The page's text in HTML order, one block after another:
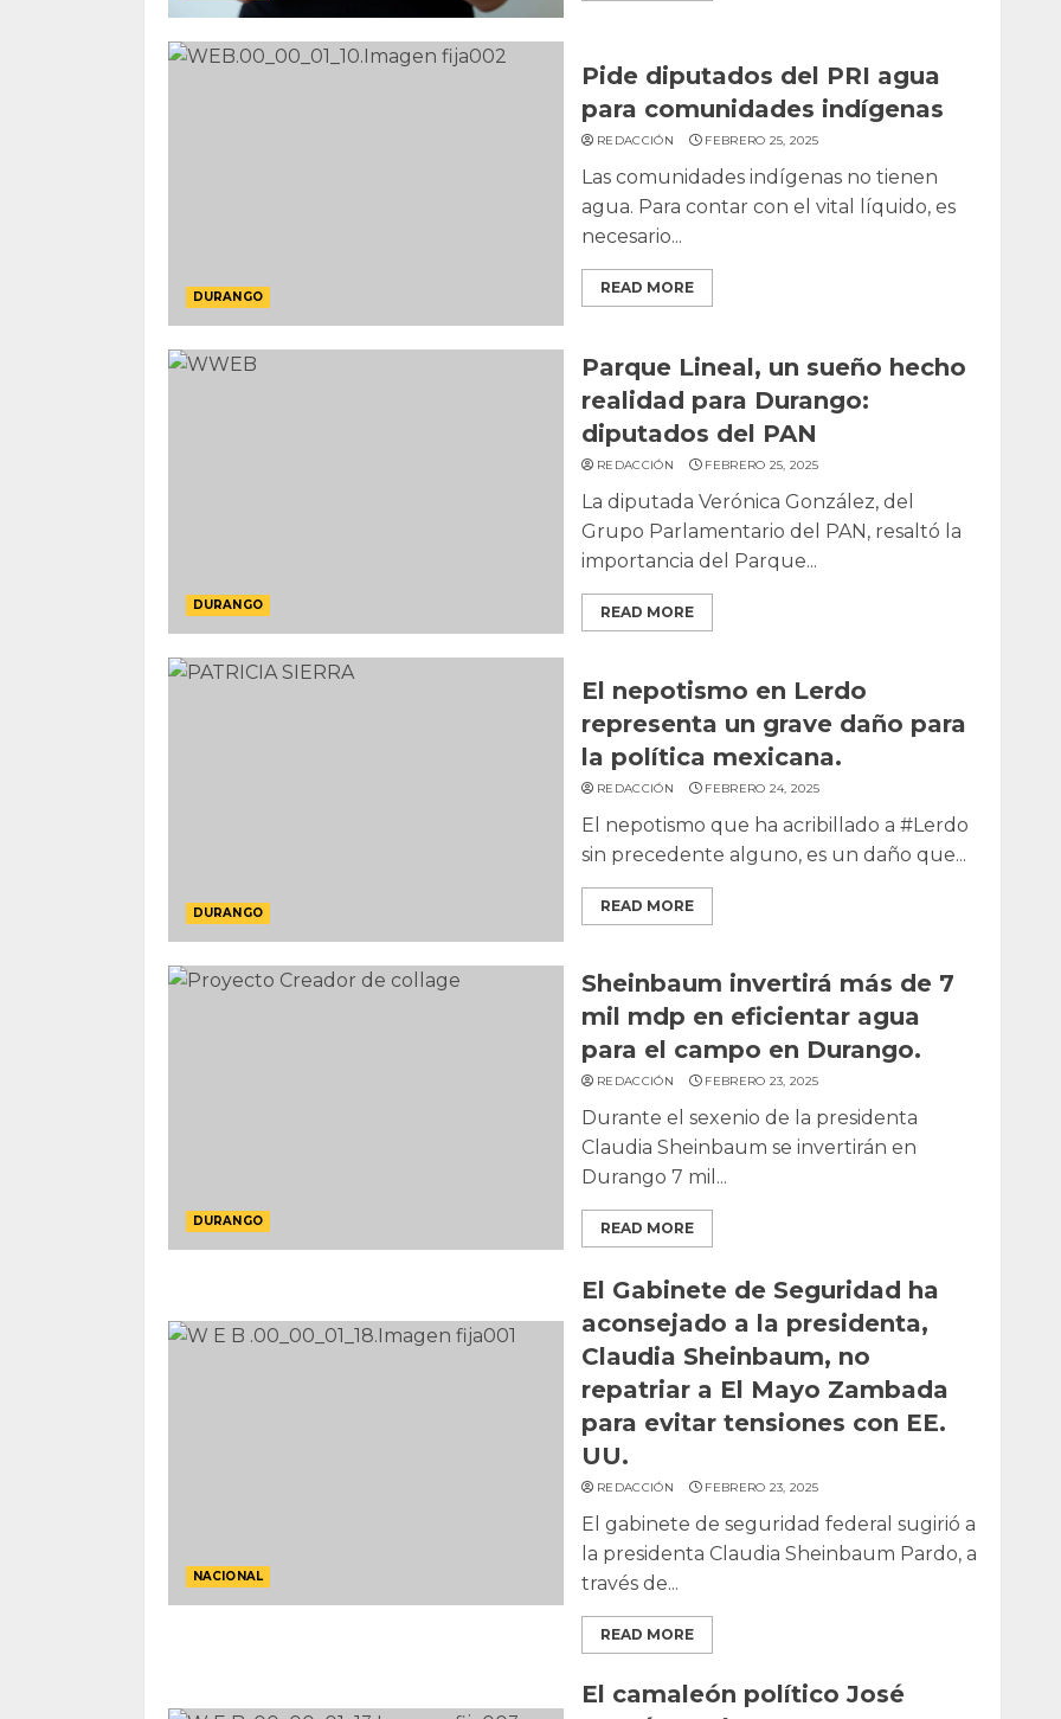
DURANGO
Pide diputados del PRI agua
para comunidades indígenas
REDACCIÓN FEBRERO 25, 2025
Las comunidades indígenas no tienen
agua. Para contar con el vital líquido, es
necesario...
READ MORE
DURANGO
Parque Lineal, un sueño hecho
realidad para Durango:
diputados del PAN
REDACCIÓN FEBRERO 25, 2025
La diputada Verónica González, del
Grupo Parlamentario del PAN, resaltó la
importancia del Parque...
READ MORE
DURANGO
El nepotismo en Lerdo
representa un grave daño para
la política mexicana.
REDACCIÓN FEBRERO 24, 2025
El nepotismo que ha acribillado a #Lerdo
sin precedente alguno, es un daño que...
READ MORE
DURANGO
Sheinbaum invertirá más de 7
mil mdp en eficientar agua
para el campo en Durango.
REDACCIÓN FEBRERO 23, 2025
Durante el sexenio de la presidenta
Claudia Sheinbaum se invertirán en
Durango 7 mil...
READ MORE
NACIONAL
El Gabinete de Seguridad ha
aconsejado a la presidenta,
Claudia Sheinbaum, no
repatriar a El Mayo Zambada
para evitar tensiones con EE.
UU.
REDACCIÓN FEBRERO 23, 2025
El gabinete de seguridad federal sugirió a
la presidenta Claudia Sheinbaum Pardo, a
través de...
READ MORE
El camaleón político José